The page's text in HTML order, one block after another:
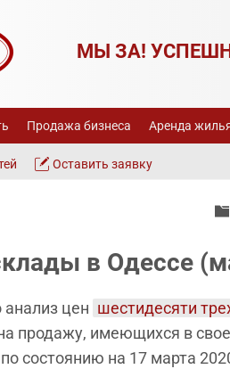
МЫ ЗА!
Продажа бизнеса Аренда
Оставить заявку
в Одессе
цен шестидесяти
продажу, имеющихся в
состоянию на 17 марта